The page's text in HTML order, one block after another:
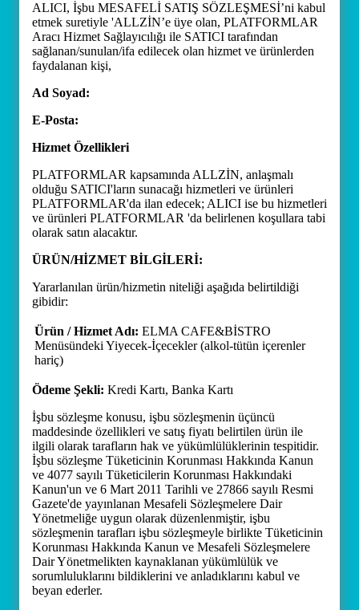
ALICI, İşbu MESAFELİ SATIŞ SÖZLEŞMESİ’ni kabul
etmek suretiyle 'ALLZİN’e üye olan, PLATFORMLAR
Aracı Hizmet Sağlayıcılığı ile SATICI tarafından
sağlanan/sunulan/ifa edilecek olan hizmet ve ürünlerden
faydalanan kişi,
Ad Soyad:
E-Posta:
Hizmet Özellikleri
PLATFORMLAR kapsamında ALLZİN, anlaşmalı
olduğu SATICI'ların sunacağı hizmetleri ve ürünleri
PLATFORMLAR'da ilan edecek; ALICI ise bu hizmetleri
ve ürünleri PLATFORMLAR 'da belirlenen koşullara tabi
olarak satın alacaktır.
ÜRÜN/HİZMET BİLGİLERİ:
Yararlanılan ürün/hizmetin niteliği aşağıda belirtildiği
gibidir:
Ürün / Hizmet Adı: ELMA CAFE&BİSTRO
Menüsündeki Yiyecek-İçecekler (alkol-tütün içerenler
hariç)
Ödeme Şekli: Kredi Kartı, Banka Kartı
İşbu sözleşme konusu, işbu sözleşmenin üçüncü
maddesinde özellikleri ve satış fiyatı belirtilen ürün ile
ilgili olarak tarafların hak ve yükümlülüklerinin tespitidir.
İşbu sözleşme Tüketicinin Korunması Hakkında Kanun
ve 4077 sayılı Tüketicilerin Korunması Hakkındaki
Kanun'un ve 6 Mart 2011 Tarihli ve 27866 sayılı Resmi
Gazete'de yayınlanan Mesafeli Sözleşmelere Dair
Yönetmeliğe uygun olarak düzenlenmiştir, işbu
sözleşmenin tarafları işbu sözleşmeyle birlikte Tüketicinin
Korunması Hakkında Kanun ve Mesafeli Sözleşmelere
Dair Yönetmelikten kaynaklanan yükümlülük ve
sorumluluklarını bildiklerini ve anladıklarını kabul ve
beyan ederler.